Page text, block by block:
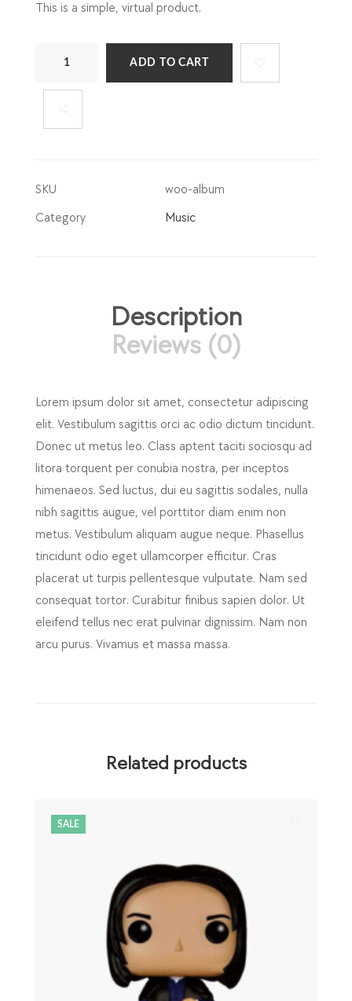
This is a simple, virtual product.
ADD TO CART
SKU
woo-album
Category
Music
Description
Reviews (0)
Lorem ipsum dolor sit amet, consectetur adipiscing
elit. Vestibulum sagittis orci ac odio dictum tincidunt.
Donec ut metus leo. Class aptent taciti sociosqu ad
litora torquent per conubia nostra, per inceptos
himenaeos. Sed luctus, dui eu sagittis sodales, nulla
nibh sagittis augue, vel porttitor diam enim non
metus. Vestibulum aliquam augue neque. Phasellus
tincidunt odio eget ullamcorper efficitur. Cras
placerat ut turpis pellentesque vulputate. Nam sed
consequat tortor. Curabitur finibus sapien dolor. Ut
eleifend tellus nec erat pulvinar dignissim. Nam non
arcu purus. Vivamus et massa massa.
Related products
SALE